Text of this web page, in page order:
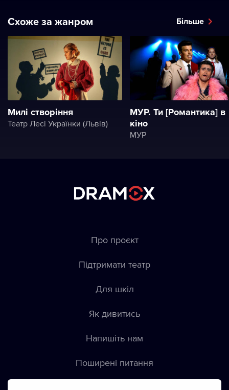
Схоже за жанром Більше
Милі створіння
Театр Лесі Українки (Львів)
МУР. Ти [Романтика] в
кіно
МУР
Про проєкт
Підтримати театр
Для шкіл
Як дивитись
Напишіть нам
Пoширені питання